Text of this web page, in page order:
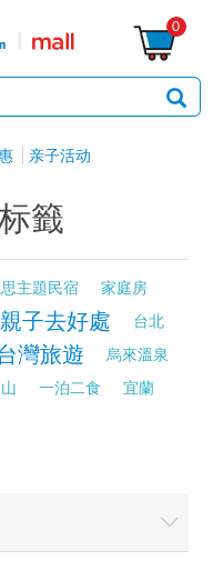
0
亲子活动
籤
主題民宿 家庭房
子去好處
台北
灣旅遊 烏來溫泉
一泊二食
宜蘭